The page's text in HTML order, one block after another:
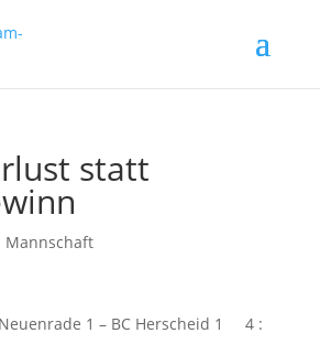
statt
Mannschaft
1 – BC Herscheid 1 4 :